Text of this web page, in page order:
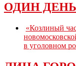
ОДИН
«Козлиный
в уголовном